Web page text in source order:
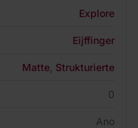
Explore
Eijffinger
Matte Strukturierte
0
Ano